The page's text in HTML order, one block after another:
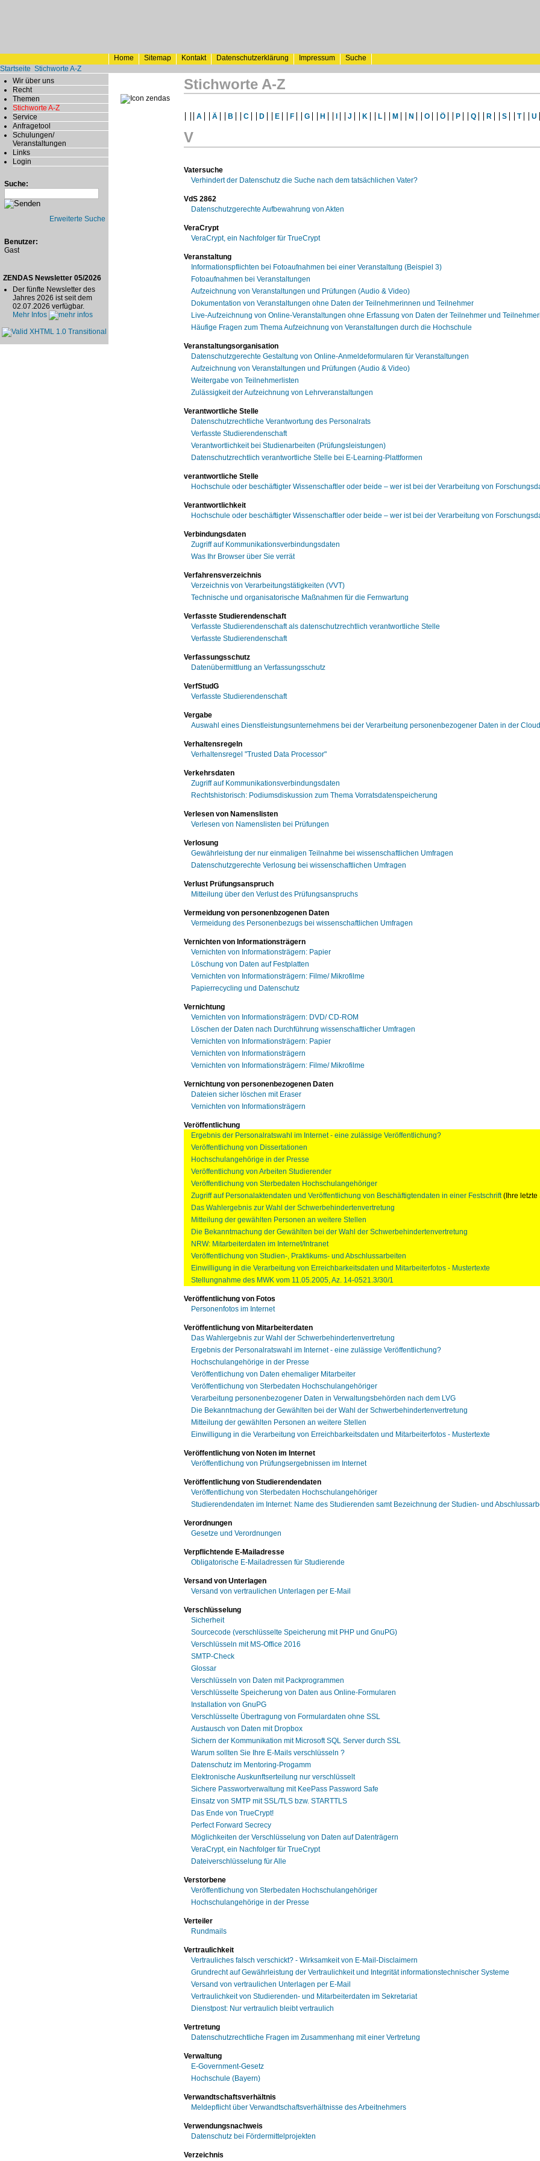
Home Sitemap Kontakt Datenschutzerklärung Impressum
Suche
Startseite Stichworte A-Z
Wir über uns
Recht
Themen
Stichworte A-Z
Service
Anfragetool
Schulungen/
Veranstaltungen
Links
Login
Suche:
Erweiterte Suche
Benutzer:
Gast
ZENDAS Newsletter 05/2026
Der fünfte Newsletter des
Jahres 2026 ist seit dem
02.07.2026 verfügbar.
Mehr Infos
Stichworte A-Z
A Ä B C D E F G H J K L M N O Ö P Q R S T U
V
Vatersuche
Verhindert der Datenschutz die Suche nach dem tatsächlichen Vater?
VdS 2862
Datenschutzgerechte Aufbewahrung von Akten
VeraCrypt
VeraCrypt, ein Nachfolger für TrueCrypt
Veranstaltung
Informationspflichten bei Fotoaufnahmen bei einer Veranstaltung (Beispiel 3)
Fotoaufnahmen bei Veranstaltungen
Aufzeichnung von Veranstaltungen und Prüfungen (Audio & Video)
Dokumentation von Veranstaltungen ohne Daten der Teilnehmerinnen und Teilnehmer
Live-Aufzeichnung von Online-Veranstaltungen ohne Erfassung von Daten der Teilnehmer und
Häufige Fragen zum Thema Aufzeichnung von Veranstaltungen durch die Hochschule
Veranstaltungsorganisation
Datenschutzgerechte Gestaltung von Online-Anmeldeformularen für Veranstaltungen
Aufzeichnung von Veranstaltungen und Prüfungen (Audio & Video)
Weitergabe von Teilnehmerlisten
Zulässigkeit der Aufzeichnung von Lehrveranstaltungen
Verantwortliche Stelle
Datenschutzrechtliche Verantwortung des Personalrats
Verfasste Studierendenschaft
Verantwortlichkeit bei Studienarbeiten (Prüfungsleistungen)
Datenschutzrechtlich verantwortliche Stelle bei E-Learning-Plattformen
verantwortliche Stelle
Hochschule oder beschäftigter Wissenschaftler oder beide – wer ist bei der Verarbeitung von
Verantwortlichkeit
Hochschule oder beschäftigter Wissenschaftler oder beide – wer ist bei der Verarbeitung von
Verbindungsdaten
Zugriff auf Kommunikationsverbindungsdaten
Was Ihr Browser über Sie verrät
Verfahrensverzeichnis
Verzeichnis von Verarbeitungstätigkeiten (VVT)
Technische und organisatorische Maßnahmen für die Fernwartung
Verfasste Studierendenschaft
Verfasste Studierendenschaft als datenschutzrechtlich verantwortliche Stelle
Verfasste Studierendenschaft
Verfassungsschutz
Datenübermittlung an Verfassungsschutz
VerfStudG
Verfasste Studierendenschaft
Vergabe
Auswahl eines Dienstleistungsunternehmens bei der Verarbeitung personenbezogener Daten in der Cloud
Verhaltensregeln
Verhaltensregel "Trusted Data Processor"
Verkehrsdaten
Zugriff auf Kommunikationsverbindungsdaten
Rechtshistorisch: Podiumsdiskussion zum Thema Vorratsdatenspeicherung
Verlesen von Namenslisten
Verlesen von Namenslisten bei Prüfungen
Verlosung
Gewährleistung der nur einmaligen Teilnahme bei wissenschaftlichen Umfragen
Datenschutzgerechte Verlosung bei wissenschaftlichen Umfragen
Verlust Prüfungsanspruch
Mitteilung über den Verlust des Prüfungsanspruchs
Vermeidung von personenbzogenen Daten
Vermeidung des Personenbezugs bei wissenschaftlichen Umfragen
Vernichten von Informationsträgern
Vernichten von Informationsträgern: Papier
Löschung von Daten auf Festplatten
Vernichten von Informationsträgern: Filme/ Mikrofilme
Papierrecycling und Datenschutz
Vernichtung
Vernichten von Informationsträgern: DVD/ CD-ROM
Löschen der Daten nach Durchführung wissenschaftlicher Umfragen
Vernichten von Informationsträgern: Papier
Vernichten von Informationsträgern
Vernichten von Informationsträgern: Filme/ Mikrofilme
Vernichtung von personenbezogenen Daten
Dateien sicher löschen mit Eraser
Vernichten von Informationsträgern
Veröffentlichung
Ergebnis der Personalratswahl im Internet - eine zulässige Veröffentlichung?
Veröffentlichung von Dissertationen
Hochschulangehörige in der Presse
Veröffentlichung von Arbeiten Studierender
Veröffentlichung von Sterbedaten Hochschulangehöriger
Zugriff auf Personalaktendaten und Veröffentlichung von Beschäftigtendaten in einer Festschrift(Ihre letzte
Das Wahlergebnis zur Wahl der Schwerbehindertenvertretung
Mitteilung der gewählten Personen an weitere Stellen
Die Bekanntmachung der Gewählten bei der Wahl der Schwerbehindertenvertretung
NRW: Mitarbeiterdaten im Internet/Intranet
Veröffentlichung von Studien-, Praktikums- und Abschlussarbeiten
Einwilligung in die Verarbeitung von Erreichbarkeitsdaten und Mitarbeiterfotos - Mustertexte
Stellungnahme des MWK vom 11.05.2005, Az. 14-0521.3/30/1
Veröffentlichung von Fotos
Personenfotos im Internet
Veröffentlichung von Mitarbeiterdaten
Das Wahlergebnis zur Wahl der Schwerbehindertenvertretung
Ergebnis der Personalratswahl im Internet - eine zulässige Veröffentlichung?
Hochschulangehörige in der Presse
Veröffentlichung von Daten ehemaliger Mitarbeiter
Veröffentlichung von Sterbedaten Hochschulangehöriger
Verarbeitung personenbezogener Daten in Verwaltungsbehörden nach dem LVG
Die Bekanntmachung der Gewählten bei der Wahl der Schwerbehindertenvertretung
Mitteilung der gewählten Personen an weitere Stellen
Einwilligung in die Verarbeitung von Erreichbarkeitsdaten und Mitarbeiterfotos - Mustertexte
Veröffentlichung von Noten im Internet
Veröffentlichung von Prüfungsergebnissen im Internet
Veröffentlichung von Studierendendaten
Veröffentlichung von Sterbedaten Hochschulangehöriger
Studierendendaten im Internet: Name des Studierenden samt Bezeichnung der Studien- und
Verordnungen
Gesetze und Verordnungen
Verpflichtende E-Mailadresse
Obligatorische E-Mailadressen für Studierende
Versand von Unterlagen
Versand von vertraulichen Unterlagen per E-Mail
Verschlüsselung
Sicherheit
Sourcecode (verschlüsselte Speicherung mit PHP und GnuPG)
Verschlüsseln mit MS-Office 2016
SMTP-Check
Glossar
Verschlüsseln von Daten mit Packprogrammen
Verschlüsselte Speicherung von Daten aus Online-Formularen
Installation von GnuPG
Verschlüsselte Übertragung von Formulardaten ohne SSL
Austausch von Daten mit Dropbox
Sichern der Kommunikation mit Microsoft SQL Server durch SSL
Warum sollten Sie Ihre E-Mails verschlüsseln ?
Datenschutz im Mentoring-Progamm
Elektronische Auskunftserteilung nur verschlüsselt
Sichere Passwortverwaltung mit KeePass Password Safe
Einsatz von SMTP mit SSL/TLS bzw. STARTTLS
Das Ende von TrueCrypt!
Perfect Forward Secrecy
Möglichkeiten der Verschlüsselung von Daten auf Datenträgern
VeraCrypt, ein Nachfolger für TrueCrypt
Dateiverschlüsselung für Alle
Verstorbene
Veröffentlichung von Sterbedaten Hochschulangehöriger
Hochschulangehörige in der Presse
Verteiler
Rundmails
Vertraulichkeit
Vertrauliches falsch verschickt? - Wirksamkeit von E-Mail-Disclaimern
Grundrecht auf Gewährleistung der Vertraulichkeit und Integrität informationstechnischer Systeme
Versand von vertraulichen Unterlagen per E-Mail
Vertraulichkeit von Studierenden- und Mitarbeiterdaten im Sekretariat
Dienstpost: Nur vertraulich bleibt vertraulich
Vertretung
Datenschutzrechtliche Fragen im Zusammenhang mit einer Vertretung
Verwaltung
E-Government-Gesetz
Hochschule (Bayern)
Verwandtschaftsverhältnis
Meldepflicht über Verwandtschaftsverhältnisse des Arbeitnehmers
Verwendungsnachweis
Datenschutz bei Fördermittelprojekten
Verzeichnis